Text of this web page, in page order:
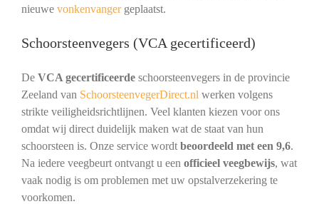
nieuwe vonkenvangergeplaatst.
Schoorsteenvegers (VCA gecertificeerd)
De VCA gecertificeerdeschoorsteenvegers in de provincie
Zeeland van SchoorsteenvegerDirect.nl werken volgens
strikte veiligheidsrichtlijnen. Veel klanten kiezen voor ons
omdat wij direct duidelijk maken wat de staat van hun
schoorsteen is. Onze service wordt beoordeeld met een 9,6.
Na iedere veegbeurt ontvangt u een officieel veegbewijs, wat
vaak nodig is om problemen met uw opstalverzekering te
voorkomen.